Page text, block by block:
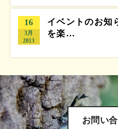
16
3月
2013
イベントのお知
を楽…
お問い